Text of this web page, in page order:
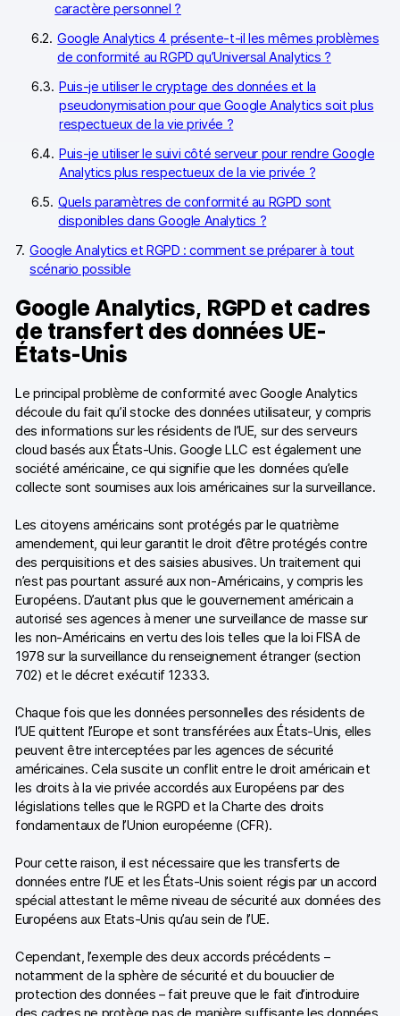
caractère personnel ?
Google Analytics 4 présente-t-il les mêmes problèmes
de conformité au RGPD qu’Universal Analytics ?
Puis-je utiliser le cryptage des données et la
pseudonymisation pour que Google Analytics soit plus
respectueux de la vie privée ?
Puis-je utiliser le suivi côté serveur pour rendre Google
Analytics plus respectueux de la vie privée ?
Quels paramètres de conformité au RGPD sont
disponibles dans Google Analytics ?
Google Analytics et RGPD : comment se préparer à tout
scénario possible
Google Analytics, RGPD et cadres
de transfert des données UE-
États-Unis
Le principal problème de conformité avec Google Analytics
découle du fait qu’il stocke des données utilisateur, y compris
des informations sur les résidents de l’UE, sur des serveurs
cloud basés aux États-Unis. Google LLC est également une
société américaine, ce qui signifie que les données qu’elle
collecte sont soumises aux lois américaines sur la surveillance.
Les citoyens américains sont protégés par le quatrième
amendement, qui leur garantit le droit d’être protégés contre
des perquisitions et des saisies abusives. Un traitement qui
n’est pas pourtant assuré aux non-Américains, y compris les
Européens. D’autant plus que le gouvernement américain a
autorisé ses agences à mener une surveillance de masse sur
les non-Américains en vertu des lois telles que la loi FISA de
1978 sur la surveillance du renseignement étranger (section
702) et le décret exécutif 12333.
Chaque fois que les données personnelles des résidents de
l’UE quittent l’Europe et sont transférées aux États-Unis, elles
peuvent être interceptées par les agences de sécurité
américaines. Cela suscite un conflit entre le droit américain et
les droits à la vie privée accordés aux Européens par des
législations telles que le RGPD et la Charte des droits
fondamentaux de l’Union européenne (CFR).
Pour cette raison, il est nécessaire que les transferts de
données entre l’UE et les États-Unis soient régis par un accord
spécial attestant le même niveau de sécurité aux données des
Européens aux Etats-Unis qu’au sein de l’UE.
Cependant, l’exemple des deux accords précédents –
notamment de la sphère de sécurité et du bouuclier de
protection des données – fait preuve que le fait d’introduire